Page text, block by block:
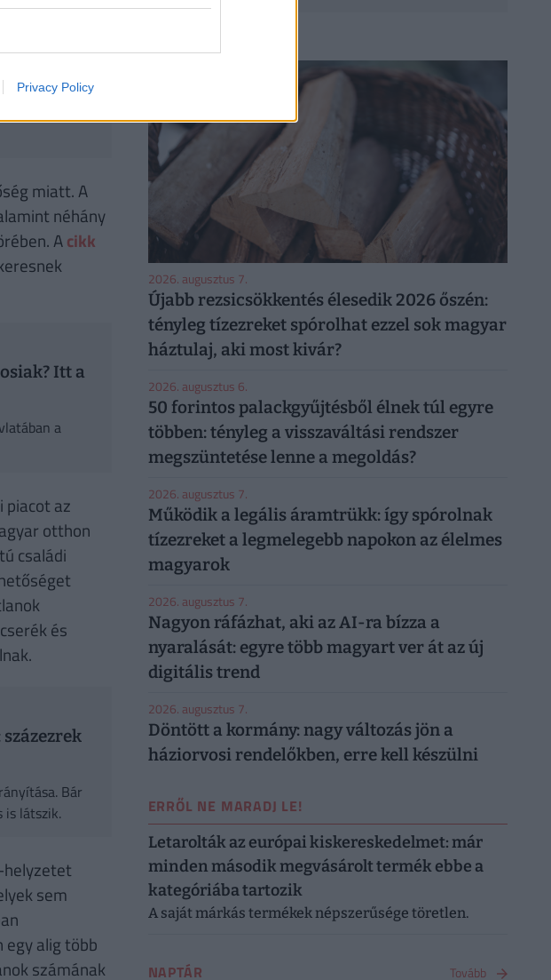
Privacy Policy
az
iránti
miatt. A
néhány
Acikk
Itt a
a
az
otthon
családi
és
Bár
is látszik.
helyzetet
sem
alig több
számának
2026. augusztus 7.
Újabb rezsicsökkentés élesedik 2026 őszén:
tényleg tízezreket spórolhat ezzel sok magyar
háztulaj, aki most kivár?
2026. augusztus 6.
50 forintos palackgyűjtésből élnek túl egyre
többen: tényleg a visszaváltási rendszer
megszüntetése lenne a megoldás?
2026. augusztus 7.
Működik a legális áramtrükk: így spórolnak
tízezreket a legmelegebb napokon az élelmes
magyarok
2026. augusztus 7.
Nagyon ráfázhat, aki az AI-ra bízza a
nyaralását: egyre több magyart ver át az új
digitális trend
2026. augusztus 7.
Döntött a kormány: nagy változás jön a
háziorvosi rendelőkben, erre kell készülni
ERRŐL NE MARADJ LE!
Letarolták az európai kiskereskedelmet: már
minden második megvásárolt termék ebbe a
kategóriába tartozik
A saját márkás termékek népszerűsége töretlen.
NAPTÁR Tovább